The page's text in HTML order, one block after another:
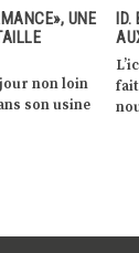
RÉTRO
Volkswagen
l’ID. Buzz, le
de […]
[…]